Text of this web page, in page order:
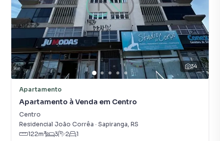
34
Apartamento
Apartamento à Venda em Centro
Centro
Residencial João Corrêa · Sapiranga, RS
122m² 3 2 1